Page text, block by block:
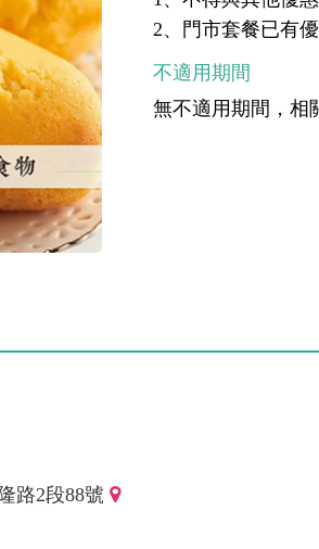
2、門市套餐已有
不適用期間
無不適用期間，相
路2段88號